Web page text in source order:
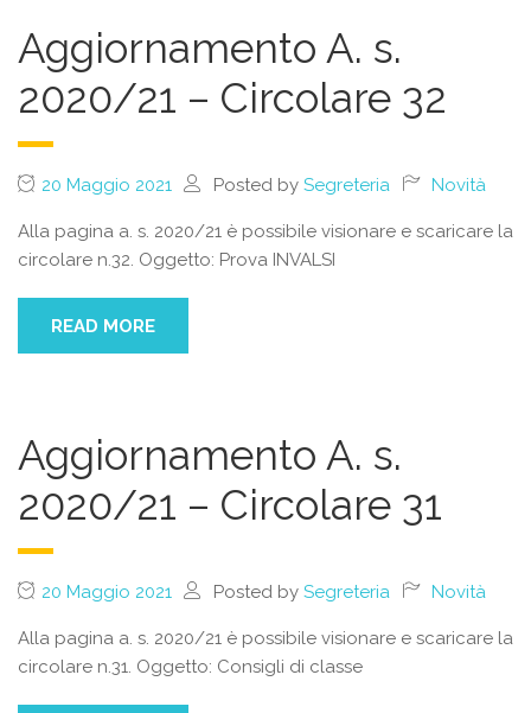
Aggiornamento A. s.
2020/21 – Circolare 32
20 Maggio 2021 Posted by Segreteria Novità
Alla pagina a. s. 2020/21 è possibile visionare e scaricare la
circolare n.32. Oggetto: Prova INVALSI
READ MORE
Aggiornamento A. s.
2020/21 – Circolare 31
20 Maggio 2021 Posted by Segreteria Novità
Alla pagina a. s. 2020/21 è possibile visionare e scaricare la
circolare n.31. Oggetto: Consigli di classe